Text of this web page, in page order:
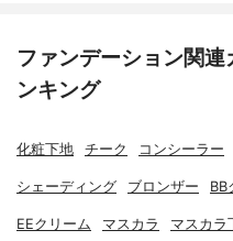
ファンデーション関
ンキング
化粧下地 チーク コンシーラー
シェーディング ブロンザー BB
EEクリーム マスカラ マスカラ